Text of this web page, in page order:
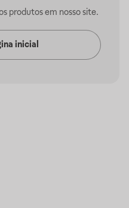
produtos em nosso site.
inicial